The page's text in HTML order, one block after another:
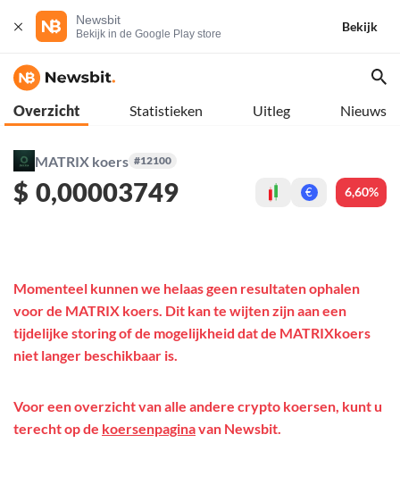
Newsbit
Bekijk in de Google Play store
Bekijk
Overzicht Statistieken Uitleg Nieuws
MATRIX koers #12100
$ 0,00003749 € 6,60%
Momenteel kunnen we helaas geen resultaten ophalen
voor de MATRIX koers. Dit kan te wijten zijn aan een
tijdelijke storing of de mogelijkheid dat de MATRIXkoers
niet langer beschikbaar is.
Voor een overzicht van alle andere crypto koersen, kunt u
terecht op de koersenpaginavan Newsbit.